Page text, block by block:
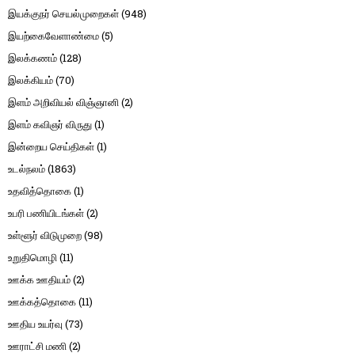
இயக்குநர் செயல்முறைகள்(948)
இயற்கைவேளாண்மை(5)
இலக்கணம்(128)
இலக்கியம்(70)
இளம் அறிவியல் விஞ்ஞானி(2)
இளம் கவிஞர் விருது(1)
இன்றைய செய்திகள்(1)
உடல்நலம்(1863)
உதவித்தொகை(1)
உபரி பணியிடங்கள்(2)
உள்ளூர் விடுமுறை(98)
உறுதிமொழி(11)
ஊக்க ஊதியம்(2)
ஊக்கத்தொகை(11)
ஊதிய உயர்வு (73)
ஊராட்சி மணி(2)